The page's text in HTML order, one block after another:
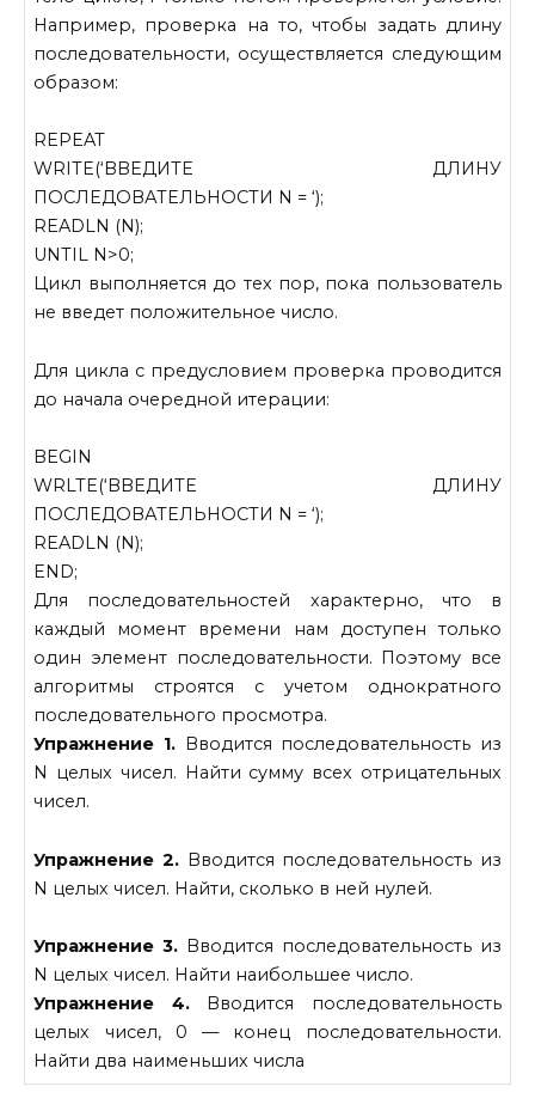
Например, проверка на то, чтобы задать длину
последовательности, осуществляется следующим
образом:
REPEAT
WRITE(‘BBEДИTE ДЛИНУ
ПОСЛЕДОВАТЕЛЬНОСТИ N = ‘);
READLN (N);
UNTIL N>0;
Цикл выполняется до тех пор, пока пользователь
не введет положительное число.
Для цикла с предусловием проверка проводится
до начала очередной итерации:
BEGIN
WRLTE(‘BBEДИTE ДЛИНУ
ПОСЛЕДОВАТЕЛЬНОСТИ N = ‘);
READLN (N);
END;
Для последовательностей характерно, что в
каждый момент времени нам доступен только
один элемент последовательности. Поэтому все
алгоритмы строятся с учетом однократного
последовательного просмотра.
Упражнение 1.Вводится последовательность из
N целых чисел. Найти сумму всех отрицательных
чисел.
Упражнение 2. Вводится последовательность из
N целых чисел. Найти, сколько в ней нулей.
Упражнение 3. Вводится последовательность из
N целых чисел. Найти наибольшее число.
Упражнение 4.Вводится последовательность
целых чисел, 0 — конец последовательности.
Найти два наименьших числа